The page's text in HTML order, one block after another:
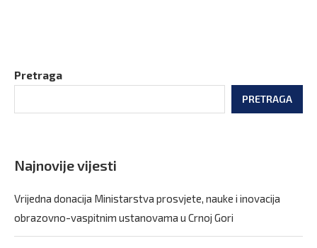
Pretraga
PRETRAGA
Najnovije vijesti
Vrijedna donacija Ministarstva prosvjete, nauke i inovacija
obrazovno-vaspitnim ustanovama u Crnoj Gori